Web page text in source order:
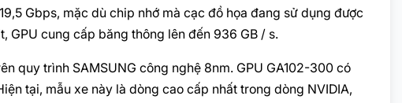
Gbps, mặc dù chip nhớ mà cạc đồ họa đang sử dụng được
GPU cung cấp băng thông lên đến 936 GB / s.
quy trình SAMSUNG công nghệ 8nm. GPU GA102-300 có
tại, mẫu xe này là dòng cao cấp nhất trong dòng NVIDIA,